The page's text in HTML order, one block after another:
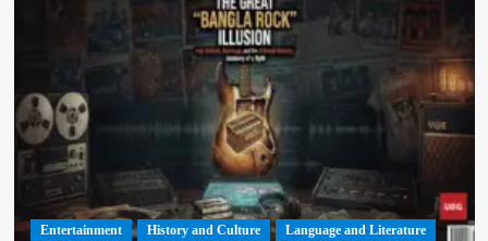
Entertainment History and Culture Language and Literature